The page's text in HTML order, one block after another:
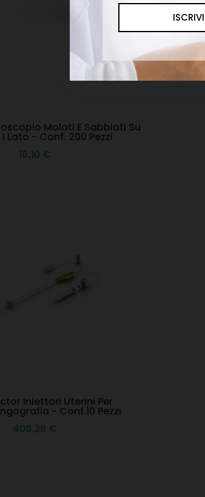
Molati E Sabbiati Su
Lato - Conf. 200 Pezzi
16,10 €
Iniettori Uterini Per
- Conf.10 Pezzi
400,28 €